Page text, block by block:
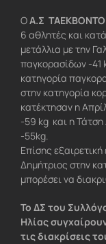
ΟΑ.Σ
6 αθλητές και
μετάλλια με την
παγκορασίδων -41
κατηγορία
στην κατηγορία
κατέκτησαν η
-59 kg και η Τάτση
-55kg.
Επίσης
Δημήτριος στην
μπορέσει να
Το ΔΣ του
Ηλίας
τις διακρίσεις